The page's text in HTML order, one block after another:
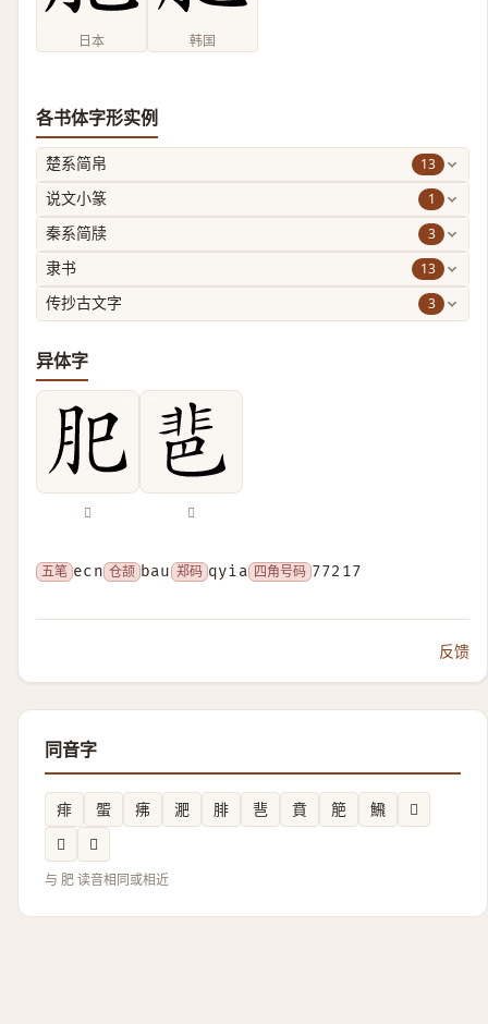
日本 韩国
各书体字形实例
楚系简帛 13
说文小篆 1
秦系简牍 3
隶书 13
传抄古文字 3
异体字
𦘺 𩇯
五笔 ecn 仓颉 bau 郑码 qyia 四角号码 77217
反馈
同音字
痱 蜰 疿 淝 腓 䨽 賁 䈈 𩹉
𪁹
𦡕
𭩒
与 肥 读音相同或相近